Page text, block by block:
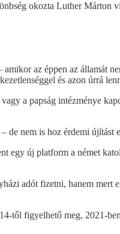
okozta Luther Márton
az éppen az államát
és azon úrrá
a papság intézménye
de nem is hoz érdemi újítást
egy új platform a német
adót fizetni, hanem mert
től figyelhető meg, 2021-